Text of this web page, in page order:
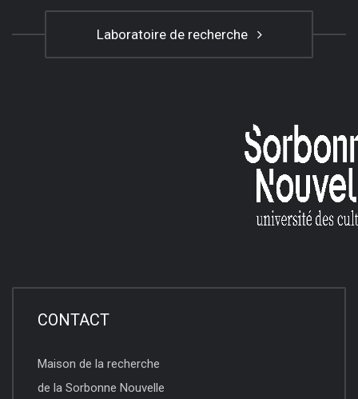
Laboratoire de recherche
CONTACT
Maison de la recherche
de la Sorbonne Nouvelle